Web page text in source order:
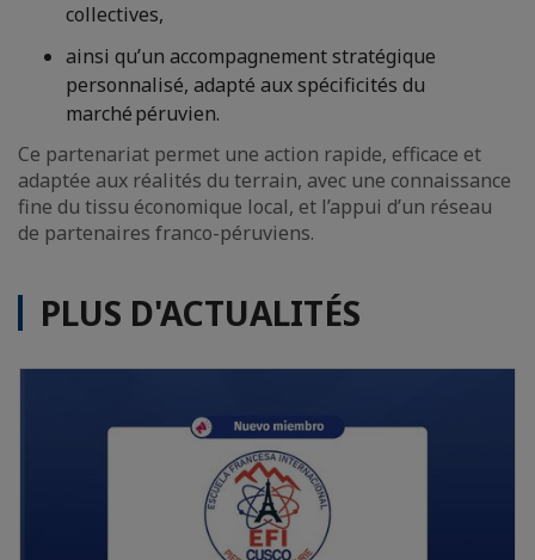
collectives,
ainsi qu’un accompagnement stratégique
personnalisé, adapté aux spécificités du
marché péruvien.
Ce partenariat permet une action rapide, efficace et
adaptée aux réalités du terrain, avec une connaissance
fine du tissu économique local, et l’appui d’un réseau
de partenaires franco-péruviens.
PLUS D'ACTUALITÉS